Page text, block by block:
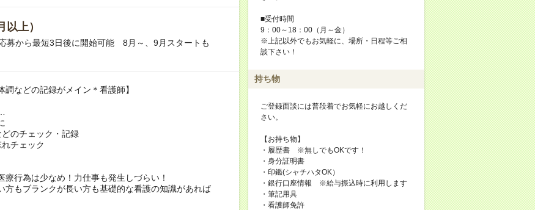
上）
募から最短3日後に開始可能 8月～、9月スタートも
調などの記録がメイン＊看護師】
のチェック・記録
チェック
療行為は少なめ！力仕事も発生しづらい！
方もブランクが長い方も基礎的な看護の知識があれば
■受付時間
9：00～18：00（月～金）
※上記以外でもお気軽に、場所・日程等ご相
談下さい！
持ち物
ご登録面談には普段着でお気軽にお越しくだ
さい。
【お持ち物】
・履歴書 ※無しでもOKです！
・身分証明書
・印鑑(シャチハタOK）
・銀行口座情報 ※給与振込時に利用します
・筆記用具
・看護師免許